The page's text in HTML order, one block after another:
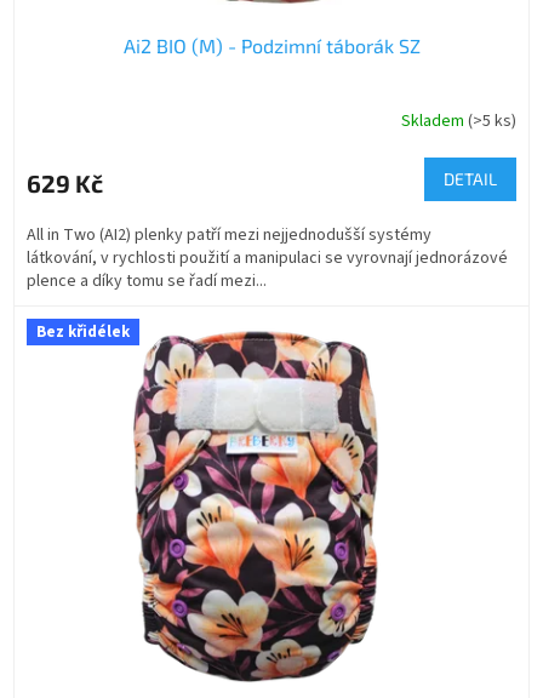
Ai2 BIO (M) - Podzimní táborák SZ
Skladem (>5 ks)
629 Kč DETAIL
All in Two (AI2) plenky patří mezi nejjednodušší systémy
látkování, v rychlosti použití a manipulaci se vyrovnají jednorázové
plence a díky tomu se řadí mezi...
Bez křidélek